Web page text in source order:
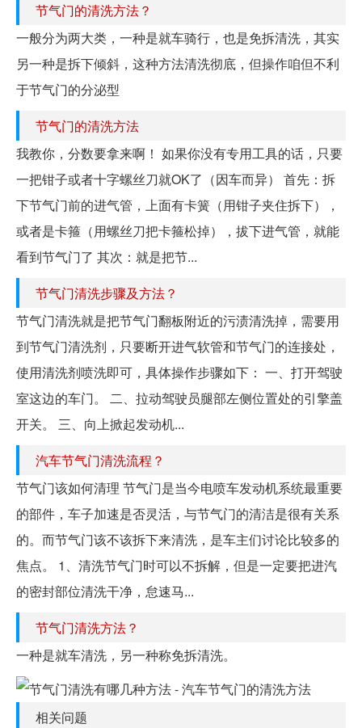
节气门的清洗方法？
一般分为两大类，一种是就车骑行，也是免拆清洗，其实
另一种是拆下倾斜，这种方法清洗彻底，但操作咱但不利
于节气门的分泌型
节气门的清洗方法
我教你，分数要拿来啊！ 如果你没有专用工具的话，只要
一把钳子或者十字螺丝刀就OK了（因车而异） 首先：拆
下节气门前的进气管，上面有卡簧（用钳子夹住拆下），
或者是卡箍（用螺丝刀把卡箍松掉），拔下进气管，就能
看到节气门了 其次：就是把节...
节气门清洗步骤及方法？
节气门清洗就是把节气门翻板附近的污渍清洗掉，需要用
到节气门清洗剂，只要断开进气软管和节气门的连接处，
使用清洗剂喷洗即可，具体操作步骤如下： 一、打开驾驶
室这边的车门。 二、拉动驾驶员腿部左侧位置处的引擎盖
开关。 三、向上掀起发动机...
汽车节气门清洗流程？
节气门该如何清理 节气门是当今电喷车发动机系统最重要
的部件，车子加速是否灵活，与节气门的清洁是很有关系
的。而节气门该不该拆下来清洗，是车主们讨论比较多的
焦点。 1、清洗节气门时可以不拆解，但是一定要把进汽
的密封部位清洗干净，怠速马...
节气门清洗方法？
一种是就车清洗，另一种称免拆清洗。
相关问题